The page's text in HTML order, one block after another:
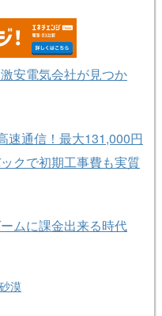
安電気会社が見つか
速通信！最大131,000円
クで初期工事費も実質
ムに課金出来る時代
漠